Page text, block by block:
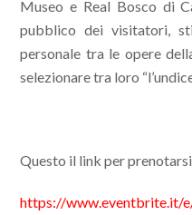
Museo e Real Bosco di
pubblico dei visitatori,
personale tra le opere
selezionare tra loro
Questo il link per prenotarsi
https://www.eventbrite.it/